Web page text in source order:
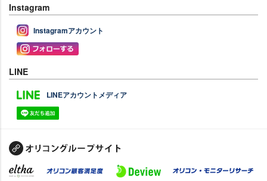
Instagram
Instagramアカウント
LINE
LINEアカウントメディア